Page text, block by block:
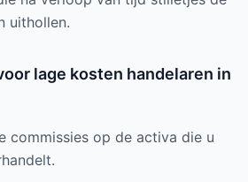
uithollen.
lage kosten handelaren in
commissies op de activa die u